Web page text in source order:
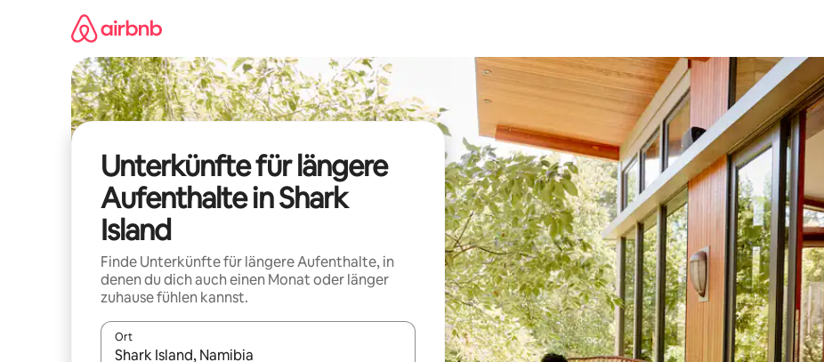
Unterkünfte für längere
Aufenthalte in Shark
Island
Finde Unterkünfte für längere Aufenthalte, in
denen du dich auch einen Monat oder länger
zuhause fühlen kannst.
Ort
Wenn Ergebnisse verfügbar sind, navigiere mit den Pfeiltasten nach oben und unten oder erkunde die Ergebnisse durch